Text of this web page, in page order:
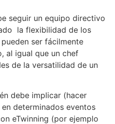
seguir un equipo directivo
la flexibilidad de los
ser fácilmente
al igual que un chef
de la versatilidad de un
debe implicar (hacer
determinados eventos
eTwinning (por ejemplo